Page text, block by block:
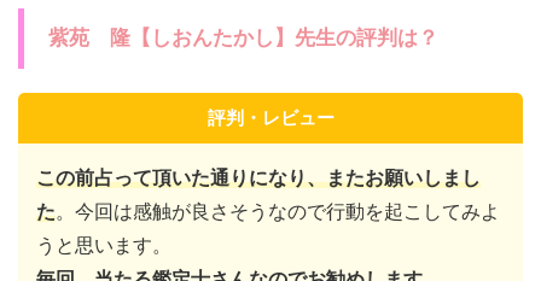
紫苑 隆【しおんたかし】先生の評判は？
評判・レビュー
この前占って頂いた通りになり、またお願いしまし
た。今回は感触が良さそうなので行動を起こしてみよ
うと思います。